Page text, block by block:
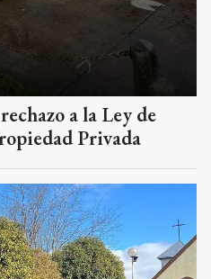
a la Ley de
Privada